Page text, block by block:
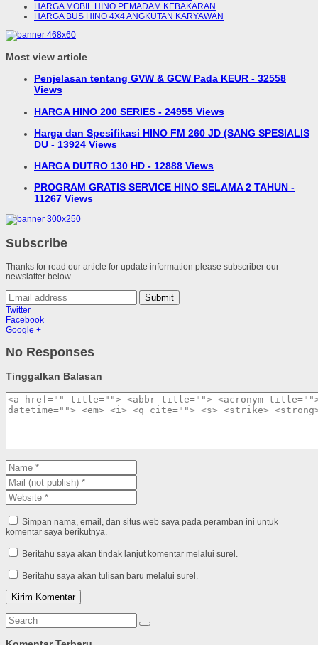
HARGA MOBIL HINO PEMADAM KEBAKARAN
HARGA BUS HINO 4X4 ANGKUTAN KARYAWAN
Most view article
Penjelasan tentang GVW & GCW Pada KEUR - 32558
Views
HARGA HINO 200 SERIES - 24955 Views
Harga dan Spesifikasi HINO FM 260 JD (SANG SPESIALIS
DU - 13924 Views
HARGA DUTRO 130 HD - 12888 Views
PROGRAM GRATIS SERVICE HINO SELAMA 2 TAHUN -
11267 Views
Subscribe
Thanks for read our article for update information please subscriber our
newslatter below
Submit
Twitter
Facebook
Google +
No Responses
Tinggalkan Balasan
Simpan nama, email, dan situs web saya pada peramban ini untuk
komentar saya berikutnya.
Beritahu saya akan tindak lanjut komentar melalui surel.
Beritahu saya akan tulisan baru melalui surel.